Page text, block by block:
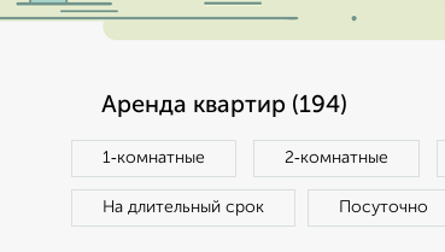
Аренда квартир (194)
1‑комнатные 2‑комнатные
На длительный срок Посуточно